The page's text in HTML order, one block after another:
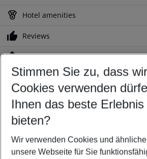
Hotel amenities
Reviews
Location
Customize your offer
Find the perfect deal which suits your
Your departure airport
Any airport
Select your date range
09/08/26–07/08/27 5-8 nights
Stimmen Sie zu, dass wir
Cookies verwenden
Ihnen das beste Erlebnis
bieten?
Wir verwenden Cookies und
unsere Webseite für Sie